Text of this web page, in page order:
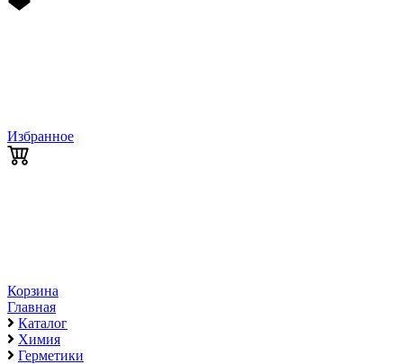
Избранное
Корзина
Главная
Каталог
Химия
Герметики